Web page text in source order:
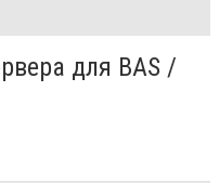
для BAS /